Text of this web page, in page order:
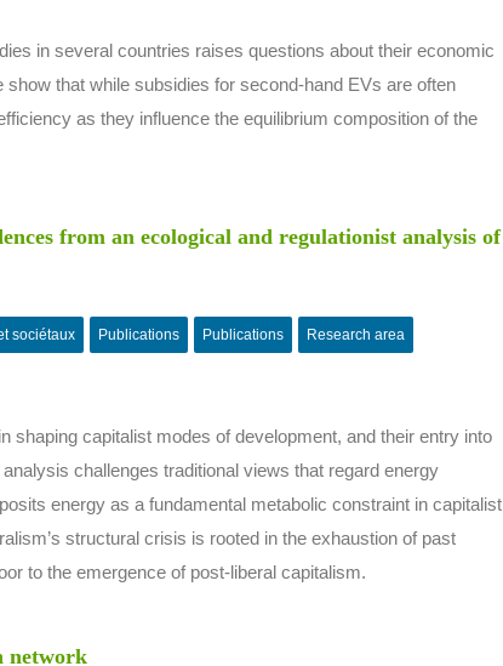
in several countries raises questions about their economic
that while subsidies for second-hand EVs are often
as they influence the equilibrium composition of the
from an ecological and regulationist analysis of
sociétaux Publications Publications Research area
shaping capitalist modes of development, and their entry into
challenges traditional views that regard energy
energy as a fundamental metabolic constraint in capitalist
structural crisis is rooted in the exhaustion of past
to the emergence of post-liberal capitalism.
network